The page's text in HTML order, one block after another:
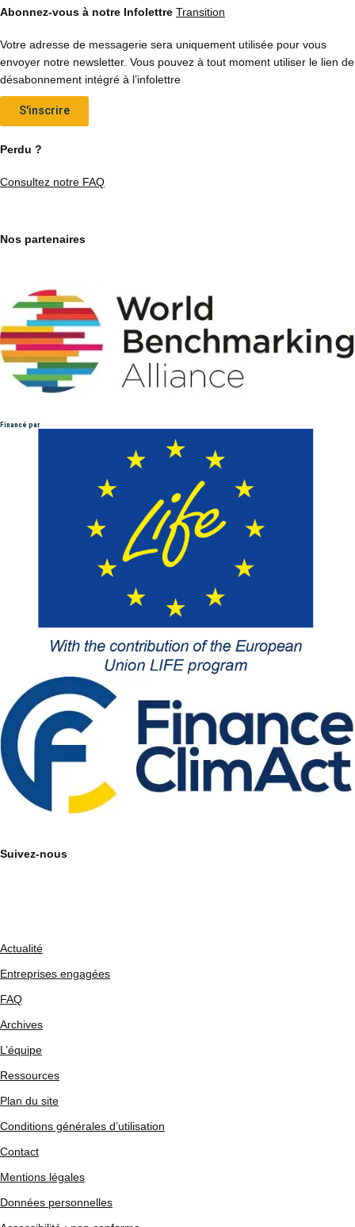
Abonnez-vous à notre Infolettre Transition
Votre adresse de messagerie sera uniquement utilisée pour vous
envoyer notre newsletter. Vous pouvez à tout moment utiliser le lien de
désabonnement intégré à l’infolettre
S'inscrire
Perdu ?
Consultez notre FAQ
Nos partenaires
Financé par
Suivez-nous
Actualité
Entreprises engagées
FAQ
Archives
L’équipe
Ressources
Plan du site
Conditions générales d’utilisation
Contact
Mentions légales
Données personnelles